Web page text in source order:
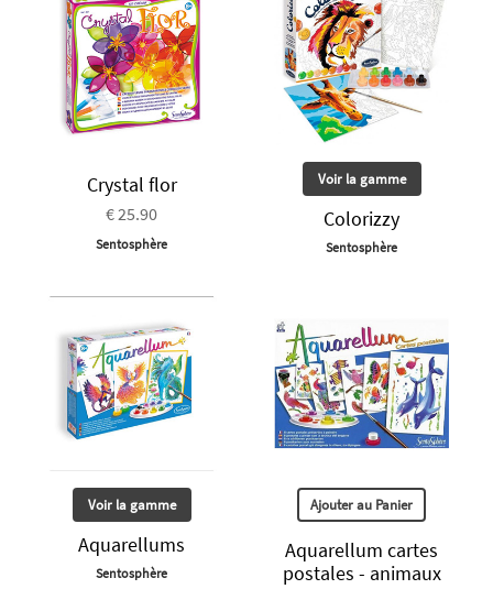
Crystal flor
€ 25.90
Sentosphère
Voir la gamme
Colorizzy
Sentosphère
Voir la gamme
Aquarellums
Sentosphère
Ajouter au Panier
Aquarellum cartes
postales - animaux